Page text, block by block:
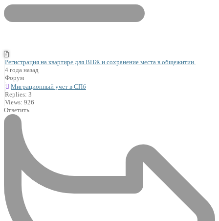
Регистрация на квартире для ВНЖ и сохранение места в общежитии.
4 года назад
Форум
Миграционный учет в СПб
Replies: 3
Views: 926
Ответить